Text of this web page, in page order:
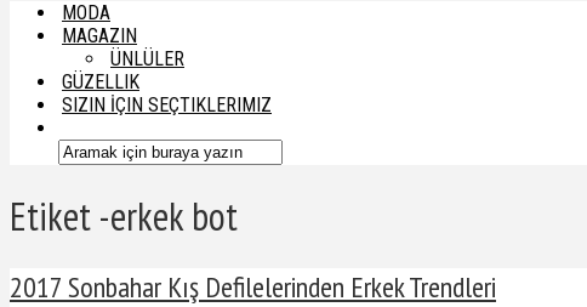
MODA
MAGAZIN
ÜNLÜLER
GÜZELLIK
SIZIN İÇIN SEÇTIKLERIMIZ
Etiket -erkek bot
2017 Sonbahar Kış Defilelerinden Erkek Trendleri